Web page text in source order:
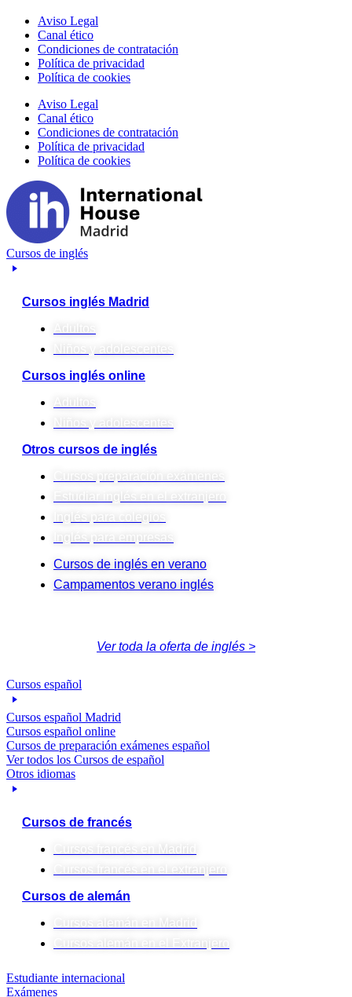
Aviso Legal
Canal ético
Condiciones de contratación
Política de privacidad
Política de cookies
Aviso Legal
Canal ético
Condiciones de contratación
Política de privacidad
Política de cookies
Cursos de inglés
Cursos inglés Madrid
Adultos
Niños y adolescentes
Cursos inglés online
Adultos
Niños y adolescentes
Otros cursos de inglés
Cursos preparación exámenes
Estudiar inglés en el extranjero
Inglés para colegios
Inglés para empresas
Cursos de inglés en verano
Campamentos verano inglés
Ver toda la oferta de inglés >
Cursos español
Cursos español Madrid
Cursos español online
Cursos de preparación exámenes español
Ver todos los Cursos de español
Otros idiomas
Cursos de francés
Cursos francés en Madrid
Cursos de alemán
Cursos alemán en Madrid
Cursos alemán en el Extranjero
Estudiante internacional
Exámenes